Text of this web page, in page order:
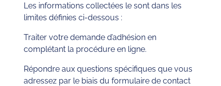
Les informations collectées le sont dans les
limites définies ci-dessous :
Traiter votre demande d’adhésion en
complétant la procédure en ligne.
Répondre aux questions spécifiques que vous
adressez par le biais du formulaire de contact